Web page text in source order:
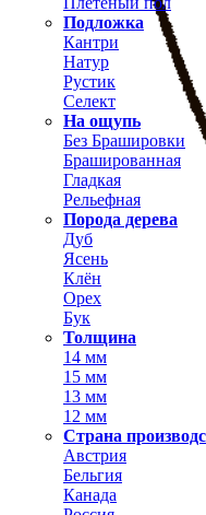
Подложка
Кантри
Натур
Рустик
Селект
На ощупь
Без Брашировки
Брашированная
Гладкая
Рельефная
Порода дерева
Дуб
Ясень
Клён
Орех
Бук
Толщина
14 мм
15 мм
13 мм
12 мм
Страна
Австрия
Бельгия
Канада